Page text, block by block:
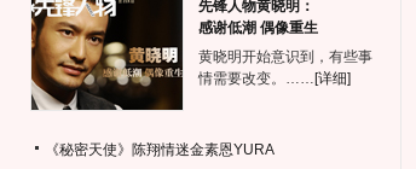
先锋人物黄晓明：
感谢低潮 偶像重生
黄晓明开始意识到，有些事
情需要改变。…… [详细]
《秘密天使》陈翔情迷金素恩YURA